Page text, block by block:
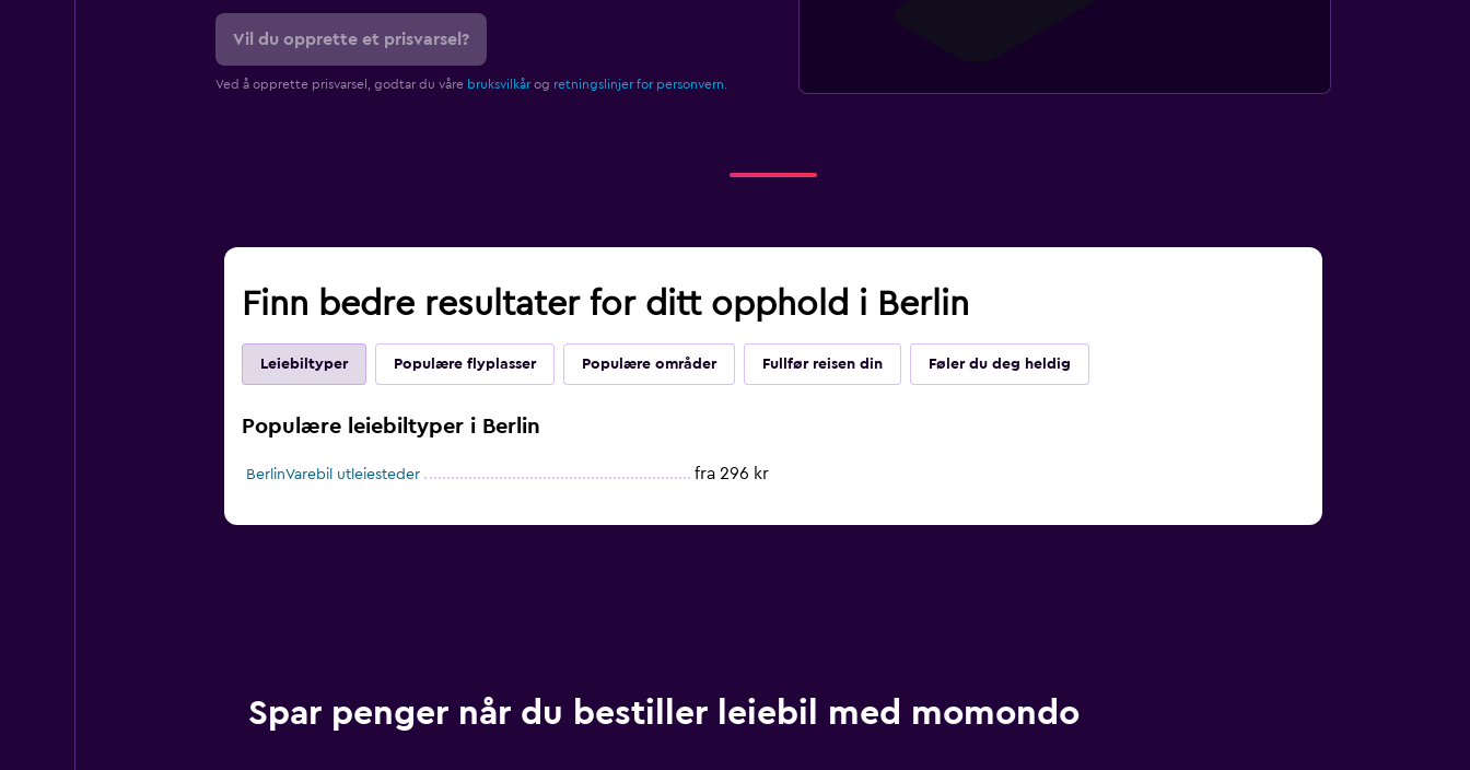
Vil du opprette et prisvarsel?
Ved å opprette prisvarsel, godtar du våre bruksvilkårog retningslinjer for personvern.
Finn bedre resultater for ditt opphold i Berlin
Leiebiltyper Populære flyplasser Populære områder Fullfør reisen din Føler du deg heldig
Populære leiebiltyper i Berlin
BerlinVarebil utleiesteder fra 296 kr
Spar penger når du bestiller leiebil med momondo